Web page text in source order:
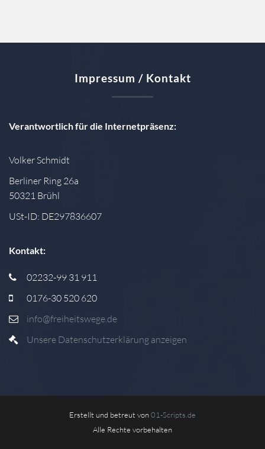
Impressum / Kontakt
Verantwortlich für die Internetpräsenz:
Volker Schmidt
Berliner Ring 26a
50321 Brühl
USt-ID: DE297836607
Kontakt:
02232-99 31 911
0176-30 520 620
info@freiheitswege.de
Unsere Datenschutzerklärung anzeigen
Erstellt und betreut von01-Scripts.de
Alle Rechte vorbehalten